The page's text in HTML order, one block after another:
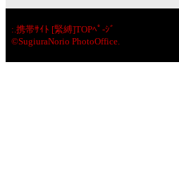
:.携帯ｻｲﾄ [緊縛]TOPﾍﾟ-ｼﾞ
©SugiuraNorio PhotoOffice.